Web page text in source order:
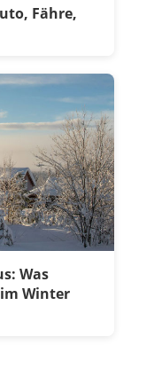
Fähre,
Was
Winter